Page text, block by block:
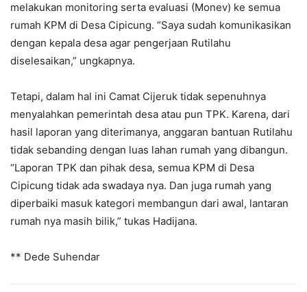
melakukan monitoring serta evaluasi (Monev) ke semua
rumah KPM di Desa Cipicung. “Saya sudah komunikasikan
dengan kepala desa agar pengerjaan Rutilahu
diselesaikan,” ungkapnya.
Tetapi, dalam hal ini Camat Cijeruk tidak sepenuhnya
menyalahkan pemerintah desa atau pun TPK. Karena, dari
hasil laporan yang diterimanya, anggaran bantuan Rutilahu
tidak sebanding dengan luas lahan rumah yang dibangun.
“Laporan TPK dan pihak desa, semua KPM di Desa
Cipicung tidak ada swadaya nya. Dan juga rumah yang
diperbaiki masuk kategori membangun dari awal, lantaran
rumah nya masih bilik,” tukas Hadijana.
** Dede Suhendar